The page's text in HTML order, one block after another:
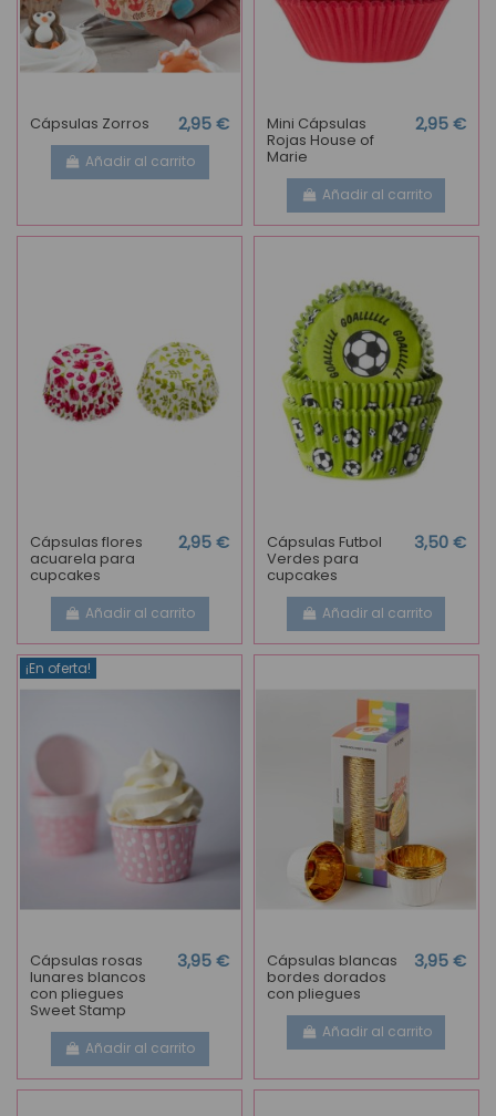
Cápsulas Zorros 2,95 €
Añadir al carrito
Mini Cápsulas
Rojas House of
Marie
2,95 €
Añadir al carrito
Cápsulas flores
acuarela para
cupcakes
2,95 €
Añadir al carrito
Cápsulas Futbol
Verdes para
cupcakes
3,50 €
Añadir al carrito
¡En oferta!
Cápsulas rosas
lunares blancos
con pliegues
Sweet Stamp
3,95 €
Añadir al carrito
Cápsulas blancas
bordes dorados
con pliegues
3,95 €
Añadir al carrito